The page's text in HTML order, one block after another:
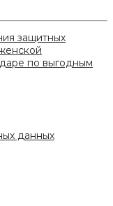
защитных
по выгодным
данных